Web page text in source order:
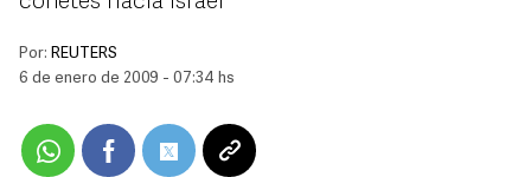
Por: REUTERS
6 de enero de 2009 - 07:34 hs